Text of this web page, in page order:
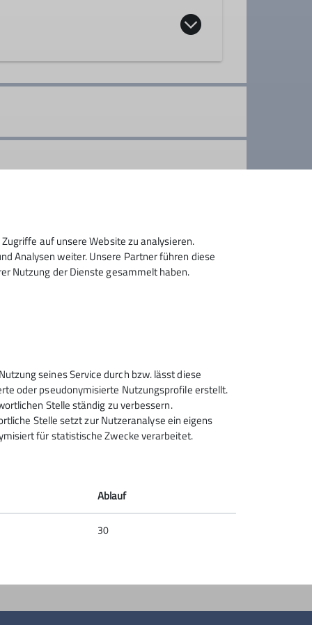
genießen und dem Andrang am
Sektion Rosenheim des
Deutschen Alpenvereins e.V.
Von-der-Tann-Str. 1 a
83022 Rosenheim
Kontakt
auf unsere Website zu analysieren.
Analysen weiter. Unsere Partner führen diese
Nutzung der Dienste gesammelt haben.
seines Service durch bzw. lässt diese
oder pseudonymisierte Nutzungsprofile erstellt.
Stelle ständig zu verbessern.
Stelle setzt zur Nutzeranalyse ein eigens
für statistische Zwecke verarbeitet.
Ablauf
30